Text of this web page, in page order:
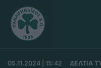
05.11.2024 | 15:42 ΔΕΛΤΙΑ